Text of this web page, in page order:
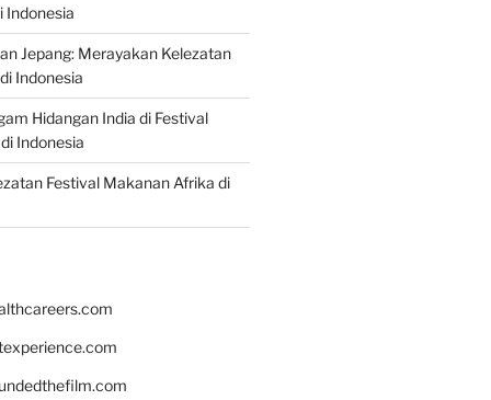
Indonesia
Jepang: Merayakan Kelezatan
Indonesia
Hidangan India di Festival
Indonesia
Festival Makanan Afrika di